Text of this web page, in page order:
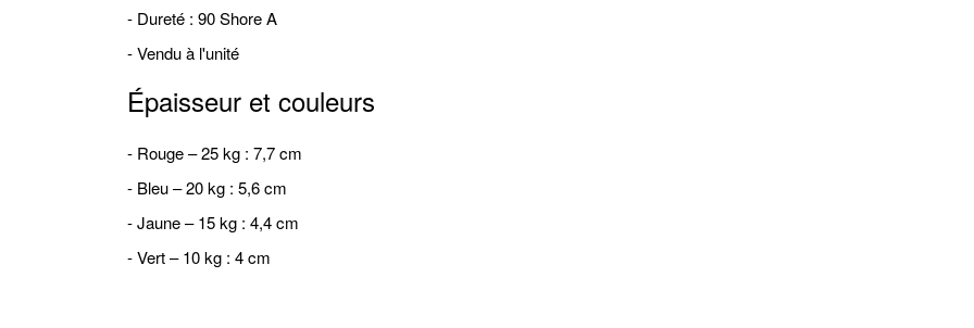
- Dureté : 90 Shore A
- Vendu à l'unité
Épaisseur et couleurs
- Rouge – 25 kg : 7,7 cm
- Bleu – 20 kg : 5,6 cm
- Jaune – 15 kg : 4,4 cm
- Vert – 10 kg : 4 cm